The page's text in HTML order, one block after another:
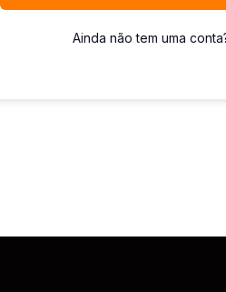
Ainda não tem uma